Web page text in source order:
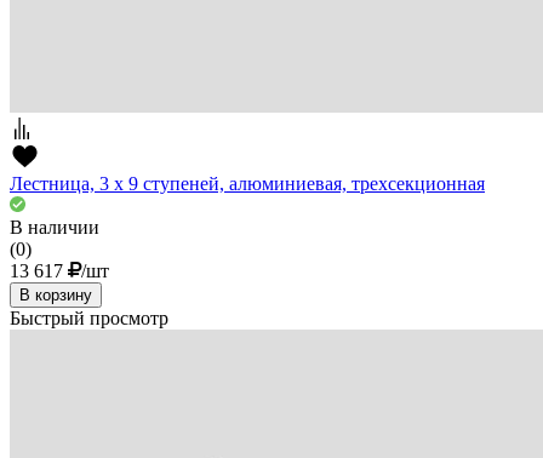
Лестница, 3 х 9 ступеней, алюминиевая, трехсекционная
В наличии
(0)
13 617
/шт
В корзину
Быстрый просмотр